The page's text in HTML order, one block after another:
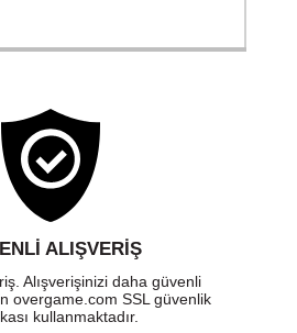
ALIŞVERIŞ
Alışverişinizi daha güvenli
overgame.com SSL güvenlik
kullanmaktadır.